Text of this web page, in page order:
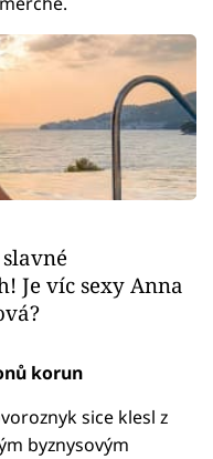
Je víc sexy Anna
korun
sice klesl z
byznysovým